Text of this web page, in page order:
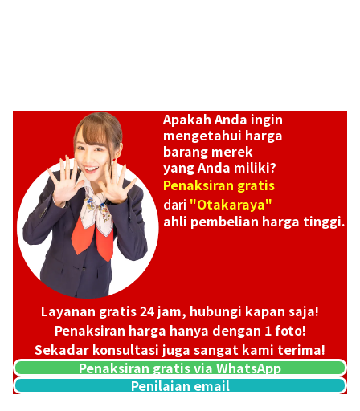
Fred Force 10 K18 WG
Referensi Harga Buyback
18.206.041
Apakah Anda ingin
mengetahui harga
barang merek
yang Anda miliki?
Penaksiran gratis
dari "Otakaraya"
ahli pembelian harga tinggi.
Layanan gratis 24 jam, hubungi kapan saja!
Penaksiran harga hanya dengan 1 foto!
Sekadar konsultasi juga sangat kami terima!
Penaksiran gratis via WhatsApp
Penilaian email